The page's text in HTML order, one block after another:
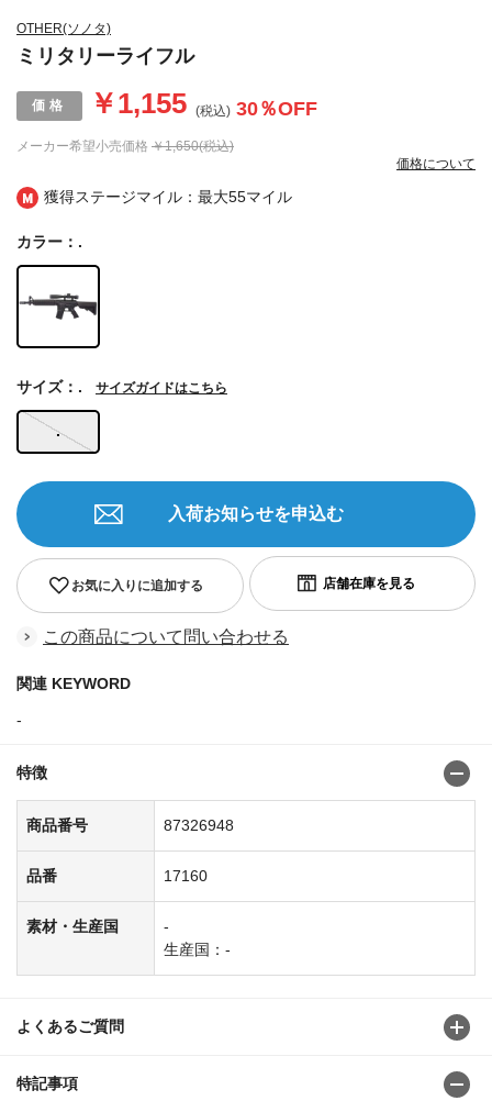
獲得ステージマイル：最大55マイル
OTHER(ソノタ)
ミリタリーライフル
メーカー希望小売価格 ￥1,650(税込)
￥1,155 (税込) 30％OFF
価格について
カラー：.
.
サイズ：. サイズガイドはこちら
お気に入りに追加する
入荷お知らせを申込む
この商品について問い合わせる
関連 KEYWORD
-
特徴
商品番号 87326948
品番 17160
素材・生産国
-
生産国：-
よくあるご質問
特記事項